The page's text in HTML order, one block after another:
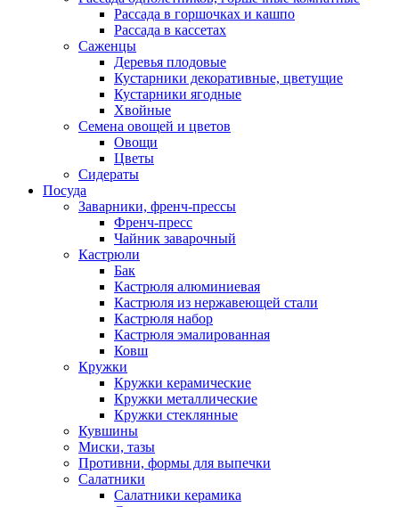
Рассада в горшочках и кашпо
Рассада в кассетах
Саженцы
Деревья плодовые
Кустарники декоративные, цветущие
Кустарники ягодные
Хвойные
Семена овощей и цветов
Овощи
Цветы
Сидераты
Посуда
Заварники, френч-прессы
Френч-пресс
Чайник заварочный
Кастрюли
Бак
Кастрюля алюминиевая
Кастрюля из нержавеющей стали
Кастрюля набор
Кастрюля эмалированная
Ковш
Кружки
Кружки керамические
Кружки металлические
Кружки стеклянные
Кувшины
Миски, тазы
Противни, формы для выпечки
Салатники
Салатники керамика